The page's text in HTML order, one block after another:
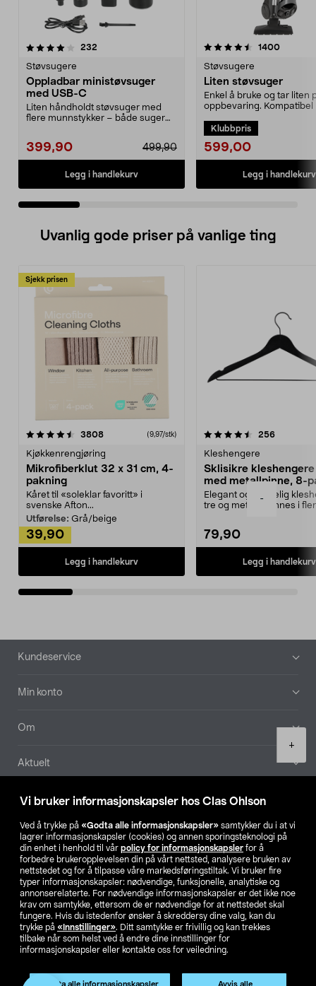
Vi bruker informasjonskapsler hos Clas Ohlson
Ved å trykke på «Godta alle informasjonskapsler» samtykker du i at vi
lagrer informasjonskapsler (cookies) og annen sporingsteknologi på
din enhet i henhold til vår policy for informasjonskapsler for å
forbedre brukeropplevelsen din på vårt nettsted, analysere bruken av
nettstedet og for å tilpasse våre markedsføringstiltak. Vi bruker fire
typer informasjonskapsler: nødvendige, funksjonelle, analytiske og
annonserelaterte. For nødvendige informasjonskapsler er det ikke noe
krav om samtykke, ettersom de er nødvendige for at nettstedet skal
fungere. Hvis du istedenfor ønsker å skreddersy dine valg, kan du
trykke på «Innstillinger». Ditt samtykke er frivillig og kan trekkes
tilbake når som helst ved å endre dine innstillinger for
informasjonskapsler eller kontakte oss for veiledning.
Godta alle informasjonskapsler Avvis alle
-
+
232
Støvsugere
Oppladbar ministøvsuger
med USB-C
Liten håndholdt støvsuger med
flere munnstykker – både suger
399,90 499,90
Legg i handlekurv
4.5 av 5 stjerner 1400
Støvsugere
Liten støvsuger
Enkel å bruke og tar liten
oppbevaring. Kompatibel
Klubbpris
599,00
Legg i handlekurv
4.0 av 5 stjerner
Uvanlig gode priser på vanlige ting
Sjekk prisen
3808anmeldelser(9,97/stk)
Kjøkkenrengjøring
Mikrofiberklut 32 x 31 cm, 4-
pakning
Kåret til «soleklar favoritt» i
svenske Afton...
Utførelse: Grå/beige
39,90
Legg i handlekurv
4.5av 5 stjerner 256
Kleshengere
Sklisikre
med metallpinne, 8-
Elegant og skikkelig
tre og metall – finnes i
79,90
Legg i handlekurv
4.5av 5 stjerner
Bunntekst
Kundeservice
Min konto
Om
Aktuelt
Våre selskaper
Finn din butikk
SE NO FI
Endre til priser ekskl. moms